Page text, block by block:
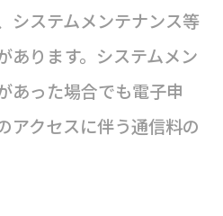
システムメンテナンス等
あります。システムメン
あった場合でも電子申
アクセスに伴う通信料の